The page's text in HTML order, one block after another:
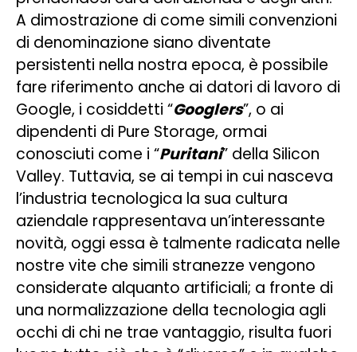
A dimostrazione di come simili convenzioni
di denominazione siano diventate
persistenti nella nostra epoca, è possibile
fare riferimento anche ai datori di lavoro di
Google, i cosiddetti “Googlers”, o ai
dipendenti di Pure Storage, ormai
conosciuti come i “Puritani” della Silicon
Valley. Tuttavia, se ai tempi in cui nasceva
l’industria tecnologica la sua cultura
aziendale rappresentava un’interessante
novità, oggi essa è talmente radicata nelle
nostre vite che simili stranezze vengono
considerate alquanto artificiali; a fronte di
una normalizzazione della tecnologia agli
occhi di chi ne trae vantaggio, risulta fuori